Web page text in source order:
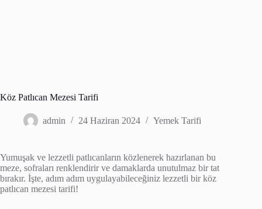
Köz Patlıcan Mezesi Tarifi
admin 24 Haziran 2024 Yemek Tarifi
Yumuşak ve lezzetli patlıcanların közlenerek hazırlanan bu
meze, sofraları renklendirir ve damaklarda unutulmaz bir tat
bırakır. İşte, adım adım uygulayabileceğiniz lezzetli bir köz
patlıcan mezesi tarifi!